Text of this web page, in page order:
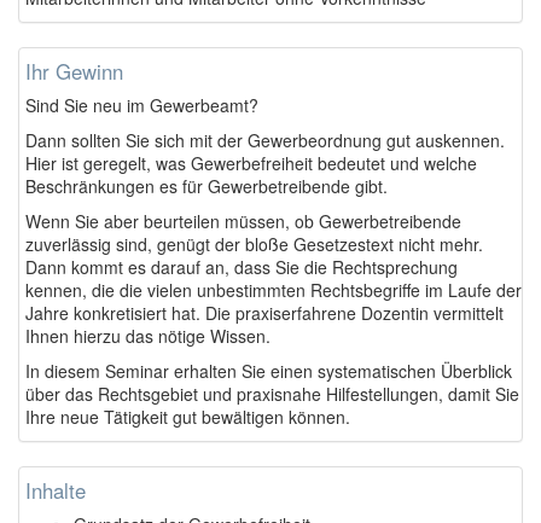
Ihr Gewinn
Sind Sie neu im Gewerbeamt?
Dann sollten Sie sich mit der Gewerbeordnung gut auskennen.
Hier ist geregelt, was Gewerbefreiheit bedeutet und welche
Beschränkungen es für Gewerbetreibende gibt.
Wenn Sie aber beurteilen müssen, ob Gewerbetreibende
zuverlässig sind, genügt der bloße Gesetzestext nicht mehr.
Dann kommt es darauf an, dass Sie die Rechtsprechung
kennen, die die vielen unbestimmten Rechtsbegriffe im Laufe der
Jahre konkretisiert hat. Die praxiserfahrene Dozentin vermittelt
Ihnen hierzu das nötige Wissen.
In diesem Seminar erhalten Sie einen systematischen Überblick
über das Rechtsgebiet und praxisnahe Hilfestellungen, damit Sie
Ihre neue Tätigkeit gut bewältigen können.
Inhalte